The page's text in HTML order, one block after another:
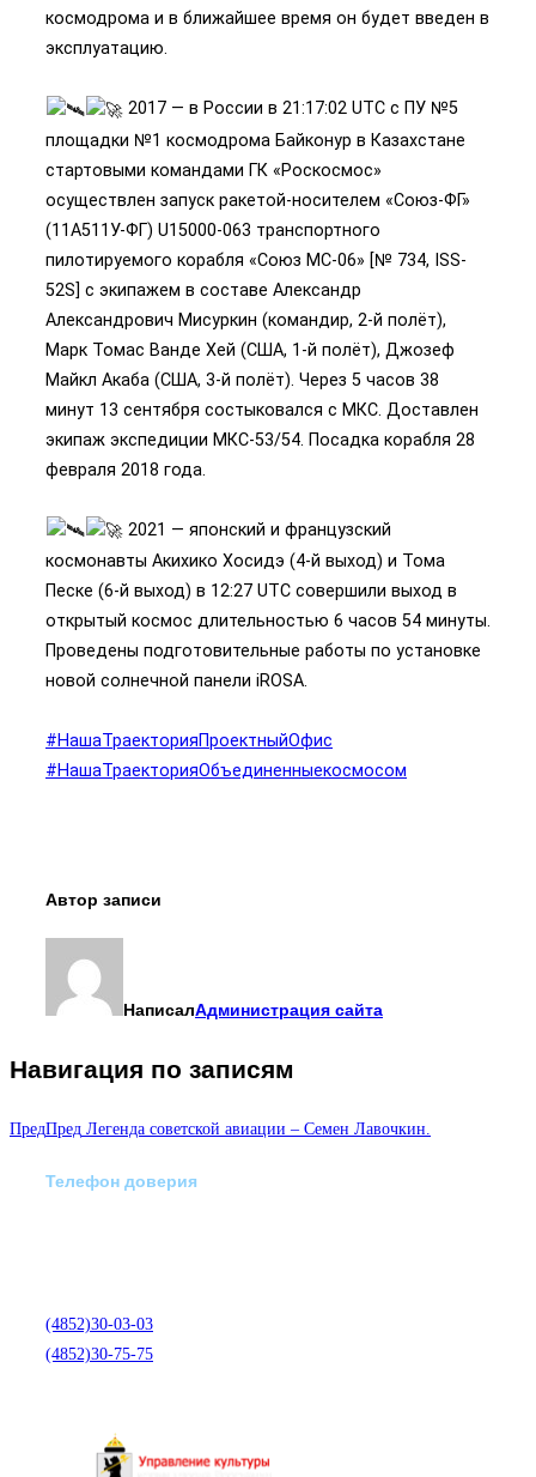
космодрома и в ближайшее время он будет введен в
эксплуатацию.
2017 — в России в 21:17:02 UTC с ПУ №5
площадки №1 космодрома Байконур в Казахстане
стартовыми командами ГК «Роскосмос»
осуществлен запуск ракетой-носителем «Союз-ФГ»
(11А511У-ФГ) U15000-063 транспортного
пилотируемого корабля «Союз МС-06» [№ 734, ISS-
52S] с экипажем в составе Александр
Александрович Мисуркин (командир, 2-й полёт),
Марк Томас Ванде Хей (США, 1-й полёт), Джозеф
Майкл Акаба (США, 3-й полёт). Через 5 часов 38
минут 13 сентября состыковался с МКС. Доставлен
экипаж экспедиции МКС-53/54. Посадка корабля 28
февраля 2018 года.
2021 — японский и французский
космонавты Акихико Хосидэ (4-й выход) и Тома
Песке (6-й выход) в 12:27 UTC совершили выход в
открытый космос длительностью 6 часов 54 минуты.
Проведены подготовительные работы по установке
новой солнечной панели iROSA.
#НашаТраекторияПроектныйОфис
#НашаТраекторияОбъединенныекосмосом
Автор записи
НаписалАдминистрация сайта
Навигация по записям
ПредПред Легенда советской авиации – Семен Лавочкин.
Телефон доверия
(4852)30-03-03
(4852)30-75-75